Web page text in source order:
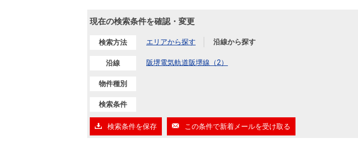
現在の検索条件を確認・変更
検索方法 エリアから探す 沿線から探す
沿線 阪堺電気軌道阪堺線（2）
物件種別
検索条件
検索条件を保存 この条件で新着メールを受け取る